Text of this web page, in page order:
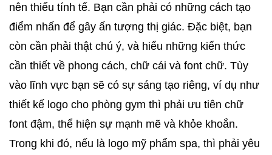
nên thiếu tính tế. Bạn cần phải có những cách tạo
điểm nhấn để gây ấn tượng thị giác. Đặc biệt, bạn
còn cần phải thật chú ý, và hiểu những kiến thức
cần thiết về phong cách, chữ cái và font chữ. Tùy
vào lĩnh vực bạn sẽ có sự sáng tạo riêng, ví dụ như
thiết kế logo cho phòng gym thì phải ưu tiên chữ
font đậm, thể hiện sự mạnh mẽ và khỏe khoắn.
Trong khi đó, nếu là logo mỹ phẩm spa, thì phải yêu